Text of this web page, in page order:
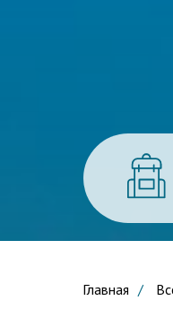
Главная /